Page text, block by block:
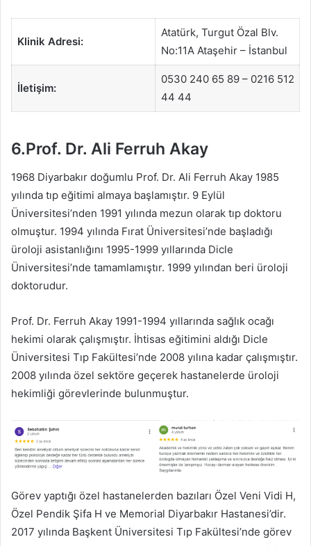
Klinik Adresi:
Atatürk, Turgut Özal Blv.
No:11A Ataşehir – İstanbul
İletişim:
0530 240 65 89 – 0216 512
44 44
6.Prof. Dr. Ali Ferruh Akay
1968 Diyarbakır doğumlu Prof. Dr. Ali Ferruh Akay 1985
yılında tıp eğitimi almaya başlamıştır. 9 Eylül
Üniversitesi’nden 1991 yılında mezun olarak tıp doktoru
olmuştur. 1994 yılında Fırat Üniversitesi’nde başladığı
üroloji asistanlığını 1995-1999 yıllarında Dicle
Üniversitesi’nde tamamlamıştır. 1999 yılından beri üroloji
doktorudur.
Prof. Dr. Ferruh Akay 1991-1994 yıllarında sağlık ocağı
hekimi olarak çalışmıştır. İhtisas eğitimini aldığı Dicle
Üniversitesi Tıp Fakültesi’nde 2008 yılına kadar çalışmıştır.
2008 yılında özel sektöre geçerek hastanelerde üroloji
hekimliği görevlerinde bulunmuştur.
Görev yaptığı özel hastanelerden bazıları Özel Veni Vidi H,
Özel Pendik Şifa H ve Memorial Diyarbakır Hastanesi’dir.
2017 yılında Başkent Üniversitesi Tıp Fakültesi’nde görev